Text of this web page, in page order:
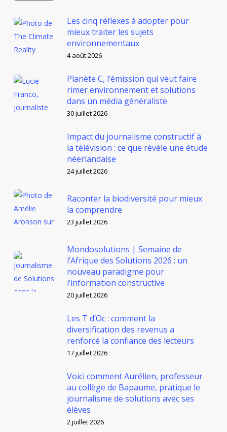
Les cinq réflexes à adopter pour
mieux traiter les sujets
environnementaux
4 août 2026
Planète C, l’émission qui veut faire
rimer environnement et solutions
dans un média généraliste
30 juillet 2026
Impact du journalisme constructif à
la télévision : ce que révèle une étude
néerlandaise
24 juillet 2026
Raconter la biodiversité pour mieux
la comprendre
23 juillet 2026
Mondosolutions | Semaine de
l’Afrique des Solutions 2026 : un
nouveau paradigme pour
l’information constructive
20 juillet 2026
Les T d’Oc : comment la
diversification des revenus a
renforcé la confiance des lecteurs
17 juillet 2026
Voici comment Aurélien, professeur
au collège de Bapaume, pratique le
journalisme de solutions avec ses
élèves
2 juillet 2026